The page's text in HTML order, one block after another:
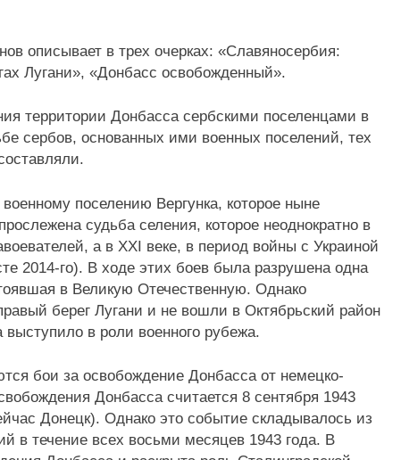
описывает в трех очерках: «Славяносербия:
Лугани», «Донбасс освобожденный».
территории Донбасса сербскими поселенцами в
сербов, основанных ими военных поселений, тех
поселению Вергунка, которое ныне
судьба селения, которое неоднократно в
а в ХХI веке, в период войны с Украиной
2014-го). В ходе этих боев была разрушена одна
в Великую Отечественную. Однако
берег Лугани и не вошли в Октябрьский район
выступило в роли военного рубежа.
бои за освобождение Донбасса от немецко-
Донбасса считается 8 сентября 1943
Донецк). Однако это событие складывалось из
в течение всех восьми месяцев 1943 года. В